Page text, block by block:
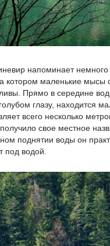
напоминает немного
котором маленькие мысы
Прямо в середине
глазу, находится
всего несколько
свое местное
поднятии воды он
под водой.